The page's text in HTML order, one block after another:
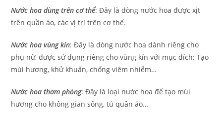
Nước hoa dùng trên cơ thể: Đây là dòng nước hoa được xịt
trên quần áo, các vị trí trên cơ thể.
Nước hoa vùng kín: Đây là dòng nước hoa dành riêng cho
phụ nữ, được sử dụng riêng cho vùng kín với mục đích: Tạo
mùi hương, khử khuẩn, chống viêm nhiễm…
Nước hoa thơm phòng: Đây là loại nước hoa để tạo mùi
hương cho không gian sống, tủ quần áo…